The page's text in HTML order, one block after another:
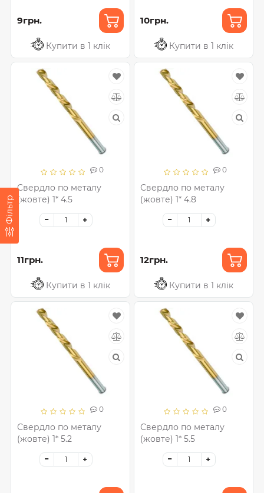
Фільтр
9грн.
Купити в 1 клік
10грн.
Купити в 1 клік
0
Свердло по металу
(жовте) 1* 4.5
11грн.
Купити в 1 клік
0
Свердло по металу
(жовте) 1* 4.8
12грн.
Купити в 1 клік
0
Свердло по металу
(жовте) 1* 5.2
0
Свердло по металу
(жовте) 1* 5.5